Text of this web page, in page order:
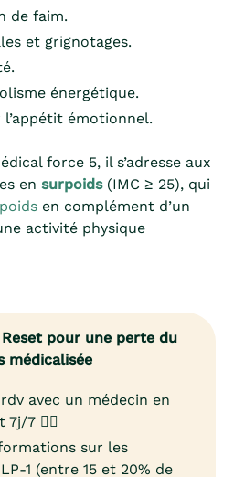
de faim.
et grignotages.
énergétique.
émotionnel.
force 5, il s’adresse aux
en surpoids(IMC ≥ 25), qui
en complément d’un
activité physique
pour une perte du
médicalisée
avec un médecin en
7j/7 👨‍⚕️
sur les
1 (entre 15 et 20% de